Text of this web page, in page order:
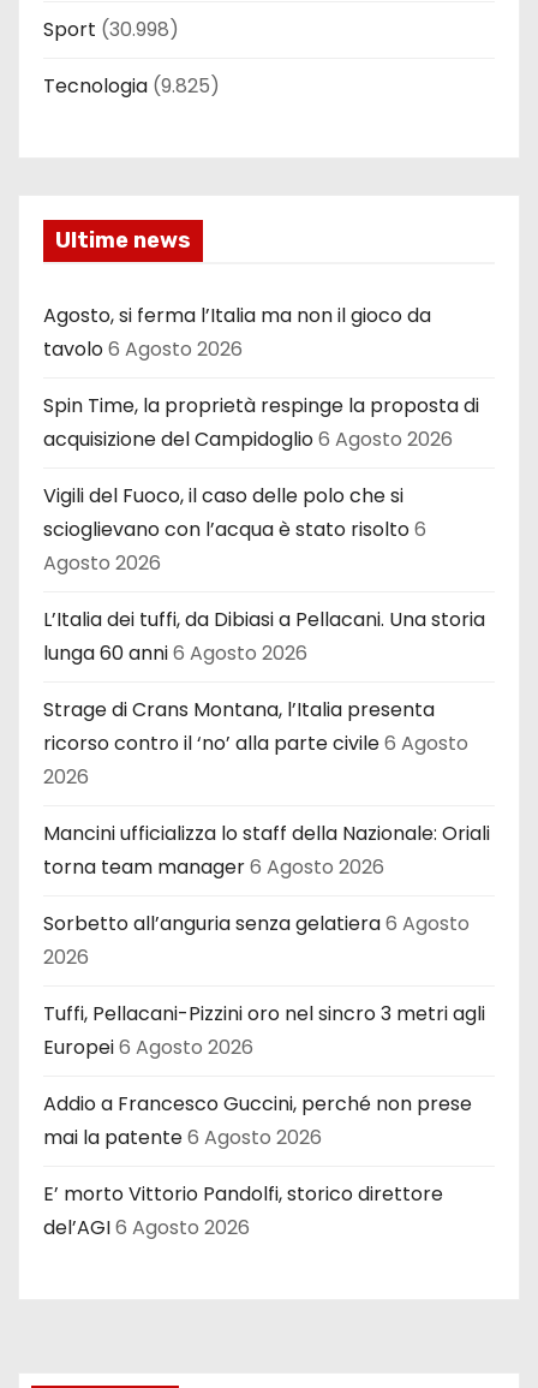
Sport (30.998)
Tecnologia (9.825)
Ultime news
Agosto, si ferma l’Italia ma non il gioco da
tavolo6 Agosto 2026
Spin Time, la proprietà respinge la proposta di
acquisizione del Campidoglio6 Agosto 2026
Vigili del Fuoco, il caso delle polo che si
scioglievano con l’acqua è stato risolto6
Agosto 2026
L’Italia dei tuffi, da Dibiasi a Pellacani. Una storia
lunga 60 anni6 Agosto 2026
Strage di Crans Montana, l’Italia presenta
ricorso contro il ‘no’ alla parte civile6 Agosto
2026
Mancini ufficializza lo staff della Nazionale: Oriali
torna team manager6 Agosto 2026
Sorbetto all’anguria senza gelatiera6 Agosto
2026
Tuffi, Pellacani-Pizzini oro nel sincro 3 metri agli
Europei6 Agosto 2026
Addio a Francesco Guccini, perché non prese
mai la patente6 Agosto 2026
E’ morto Vittorio Pandolfi, storico direttore
del’AGI6 Agosto 2026